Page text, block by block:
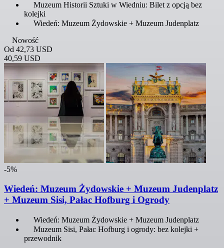
Muzeum Historii Sztuki w Wiedniu: Bilet z opcją bez
kolejki
Wiedeń: Muzeum Żydowskie + Muzeum Judenplatz
Nowość
Od 42,73 USD
40,59 USD
-5%
Wiedeń: Muzeum Żydowskie + Muzeum Judenplatz
+ Muzeum Sisi, Pałac Hofburg i Ogrody
Wiedeń: Muzeum Żydowskie + Muzeum Judenplatz
Muzeum Sisi, Pałac Hofburg i ogrody: bez kolejki +
przewodnik